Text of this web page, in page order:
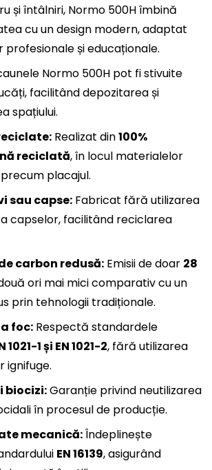
și întâlniri, Normo 500H îmbină
cu un design modern, adaptat
și educaționale.
Normo 500H pot fi stivuite
facilitând depozitarea și
spațiului.
Realizat din100%
reciclată, în locul materialelor
placajul.
sau capse: Fabricat fără utilizarea
a capselor, facilitând reciclarea
carbon redusă: Emisii de doar 28
ori mai mici comparativ cu un
prin tehnologii tradiționale.
foc: Respectă standardele
1021-1 și EN 1021-2, fără utilizarea
ignifuge.
biocizi:Garanție privind neutilizarea
în procesul de producție.
mecanică:Îndeplinește
EN 16139, asigurând